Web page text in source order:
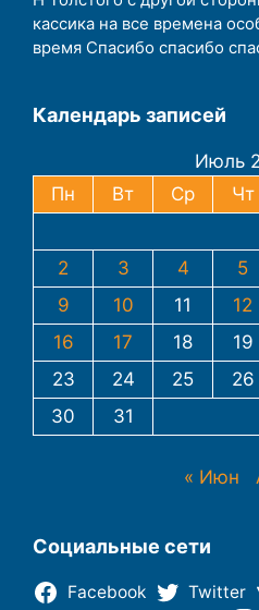
кассика на все времена
время Спасибо спасибо
Календарь записей
Июль
Пн
Вт Ср Чт
2
3 4 5
9
10 11 12
16
17 18 19
23
24 25 26
30
31
« Июн
Социальные сети
Facebook Twitter